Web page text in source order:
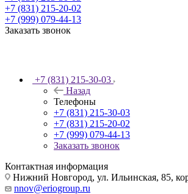
+7 (831) 215-20-02
+7 (999) 079-44-13
Заказать звонок
+7 (831) 215-30-03
Назад
Телефоны
+7 (831) 215-30-03
+7 (831) 215-20-02
+7 (999) 079-44-13
Заказать звонок
Контактная информация
Нижний Новгород, ул. Ильинская, 85,
nnov@eriogroup.ru